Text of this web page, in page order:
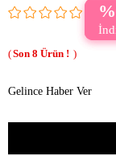
8
Gelince Haber Ver